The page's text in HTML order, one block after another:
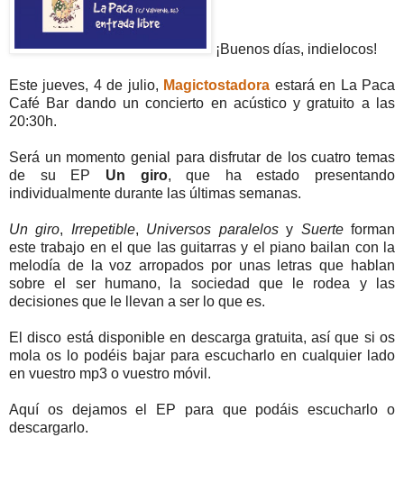
¡Buenos días, indielocos!
Este jueves, 4 de julio, Magictostadora estará en La Paca
Café Bar dando un concierto en acústico y gratuito a las
20:30h.
Será un momento genial para disfrutar de los cuatro temas
de su EP Un giro, que ha estado presentando
individualmente durante las últimas semanas.
Un giro, Irrepetible, Universos paralelosy Suerteforman
este trabajo en el que las guitarras y el piano bailan con la
melodía de la voz arropados por unas letras que hablan
sobre el ser humano, la sociedad que le rodea y las
decisiones que le llevan a ser lo que es.
El disco está disponible en descarga gratuita, así que si os
mola os lo podéis bajar para escucharlo en cualquier lado
en vuestro mp3 o vuestro móvil.
Aquí os dejamos el EP para que podáis escucharlo o
descargarlo.